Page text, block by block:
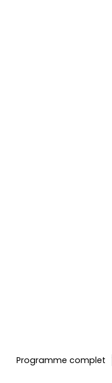
Programme complet